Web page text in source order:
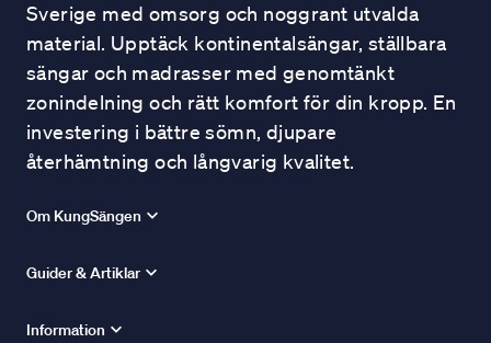
Sverige med omsorg och noggrant utvalda
material. Upptäck kontinentalsängar, ställbara
sängar och madrasser med genomtänkt
zonindelning och rätt komfort för din kropp. En
investering i bättre sömn, djupare
återhämtning och långvarig kvalitet.
Om KungSängen
Guider & Artiklar
Information